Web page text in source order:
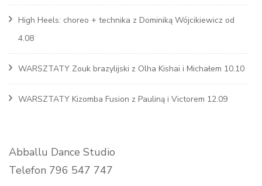
High Heels: choreo + technika z Dominiką Wójcikiewicz od
4.08
WARSZTATY Zouk brazylijski z Olha Kishai i Michałem 10.10
WARSZTATY Kizomba Fusion z Pauliną i Victorem 12.09
Abballu Dance Studio
Telefon 796 547 747